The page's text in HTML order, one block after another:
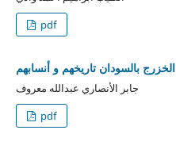
pdf
بالسودان تاريخهم و أنسابهم
جابر الأنصاري عبدالله معروف
pdf